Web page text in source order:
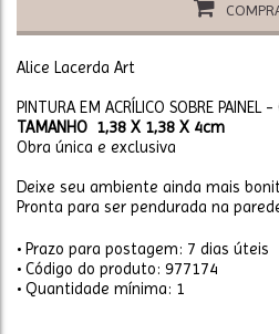
Alice Lacerda Art
PINTURA EM ACRÍLICO SOBRE PAINEL
TAMANHO 1,38 X 1,38 X 4cm
Obra única e exclusiva
Deixe seu ambiente ainda mais
Pronta para ser pendurada na
• Prazo para postagem: 7 dias úteis
• Código do produto: 977174
• Quantidade mínima: 1